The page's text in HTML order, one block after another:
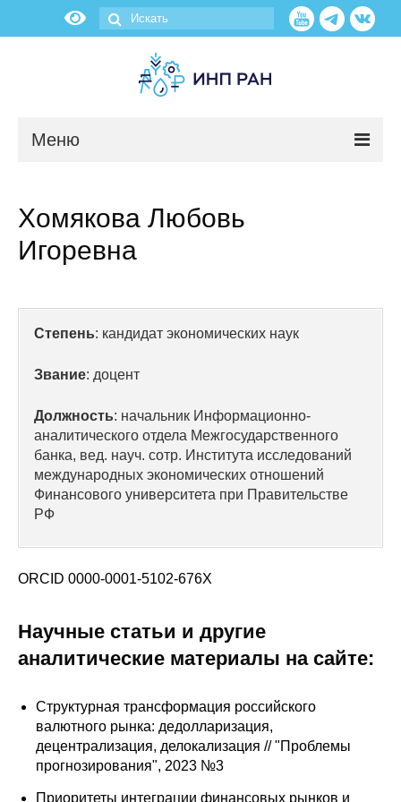
Меню
Отчетность
Противодействие коррупции
Публикации
Научная жизнь
Издания
Проблемы прогнозирования
О журнале
Хомякова Любовь
Игоревна
Степень: кандидат экономических наук
Звание: доцент
Должность: начальник Информационно-
аналитического отдела Межгосударственного
банка, вед. науч. сотр. Института исследований
международных экономических отношений
Финансового университета при Правительстве
РФ
ORCID 0000-0001-5102-676X
Научные статьи и другие
аналитические материалы на сайте:
Структурная трансформация российского
валютного рынка: дедолларизация,
децентрализация, делокализация // "Проблемы
прогнозирования", 2023 №3
Приоритеты интеграции финансовых рынков и